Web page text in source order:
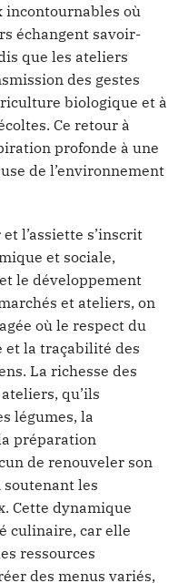
où
échangent savoir-
que les ateliers
des gestes
biologique et à
Ce retour à
profonde à une
de l’environnement
l’assiette s’inscrit
et sociale,
le développement
et ateliers, on
où le respect du
la traçabilité des
La richesse des
qu’ils
légumes, la
préparation
de renouveler son
les
Cette dynamique
culinaire, car elle
ressources
des menus variés,